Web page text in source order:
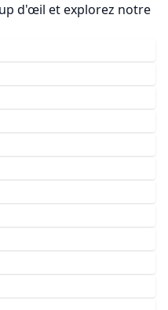
d'œil et explorez notre